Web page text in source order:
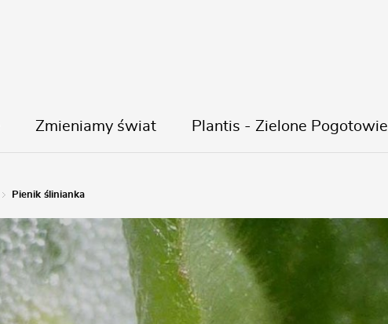
Zmieniamy świat Plantis - Zielone Pogotowie
Pienik ślinianka